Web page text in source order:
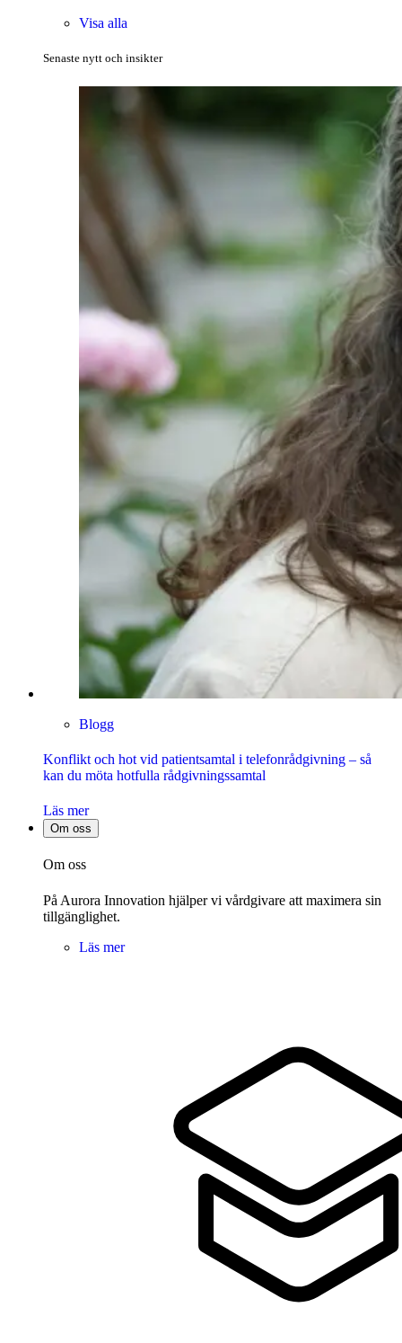
Visa alla
Senaste nytt och insikter
Blogg
Konflikt och hot vid patientsamtal i telefonrådgivning – så
kan du möta hotfulla rådgivningssamtal
Läs mer
Om oss
Om oss
På Aurora Innovation hjälper vi vårdgivare att maximera sin
tillgänglighet.
Läs mer